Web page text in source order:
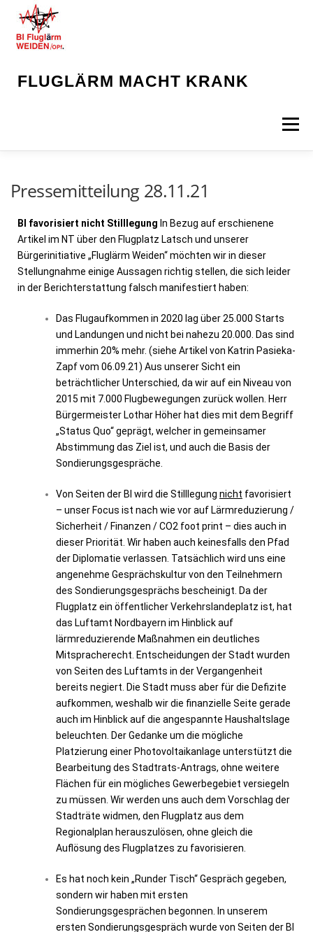
FLUGLÄRM MACHT KRANK
Menü
KONTAKT
Pressemitteilung 28.11.21
BI favorisiert nicht Stilllegung In Bezug auf erschienene
Artikel im NT über den Flugplatz Latsch und unserer
Bürgerinitiative „Fluglärm Weiden“ möchten wir in dieser
Stellungnahme einige Aussagen richtig stellen, die sich leider
in der Berichterstattung falsch manifestiert haben:
Das Flugaufkommen in 2020 lag über 25.000 Starts
und Landungen und nicht bei nahezu 20.000. Das sind
immerhin 20% mehr. (siehe Artikel von Katrin Pasieka-
Zapf vom 06.09.21) Aus unserer Sicht ein
beträchtlicher Unterschied, da wir auf ein Niveau von
2015 mit 7.000 Flugbewegungen zurück wollen. Herr
Bürgermeister Lothar Höher hat dies mit dem Begriff
„Status Quo“ geprägt, welcher in gemeinsamer
Abstimmung das Ziel ist, und auch die Basis der
Sondierungsgespräche.
Von Seiten der BI wird die Stilllegung nicht favorisiert
– unser Focus ist nach wie vor auf Lärmreduzierung /
Sicherheit / Finanzen / CO2 foot print – dies auch in
dieser Priorität. Wir haben auch keinesfalls den Pfad
der Diplomatie verlassen. Tatsächlich wird uns eine
angenehme Gesprächskultur von den Teilnehmern
des Sondierungsgesprächs bescheinigt. Da der
Flugplatz ein öffentlicher Verkehrslandeplatz ist, hat
das Luftamt Nordbayern im Hinblick auf
lärmreduzierende Maßnahmen ein deutliches
Mitspracherecht. Entscheidungen der Stadt wurden
von Seiten des Luftamts in der Vergangenheit
bereits negiert. Die Stadt muss aber für die Defizite
aufkommen, weshalb wir die finanzielle Seite gerade
auch im Hinblick auf die angespannte Haushaltslage
beleuchten. Der Gedanke um die mögliche
Platzierung einer Photovoltaikanlage unterstützt die
Bearbeitung des Stadtrats-Antrags, ohne weitere
Flächen für ein mögliches Gewerbegebiet versiegeln
zu müssen. Wir werden uns auch dem Vorschlag der
Stadträte widmen, den Flugplatz aus dem
Regionalplan herauszulösen, ohne gleich die
Auflösung des Flugplatzes zu favorisieren.
Es hat noch kein „Runder Tisch“ Gespräch gegeben,
sondern wir haben mit ersten
Sondierungsgesprächen begonnen. In unserem
ersten Sondierungsgespräch wurde von Seiten der BI